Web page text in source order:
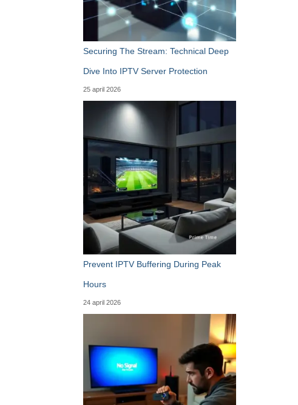
Securing The Stream: Technical Deep
Dive Into IPTV Server Protection
25 april 2026
Prevent IPTV Buffering During Peak
Hours
24 april 2026